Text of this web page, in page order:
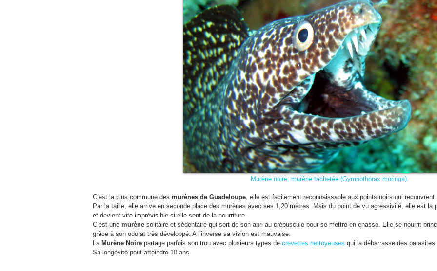
Murène noire, murène tachetée (Gymnothorax moringa).
C’est la plus commune des murènes de Guadeloupe, elle est facilement reconnaissable aux points noirs qui recouvrent
Par la taille, elle arrive en seconde place des murènes avec ses 1,20 mètres. Mais du point de vu agressivité, elle est la
et devient vite imprévisible si elle sent de la nourriture.
C’est une murène solitaire et sédentaire qui sort de son abri au crépuscule pour se mettre en chasse. Elle se nourrit
grâce à son odorat très développé. A l’inverse sa vision est mauvaise.
La Murène Noire partage parfois son trou avec plusieurs types de crevettes nettoyeuses qui la débarrasse des
Sa longévité peut atteindre 10 ans.